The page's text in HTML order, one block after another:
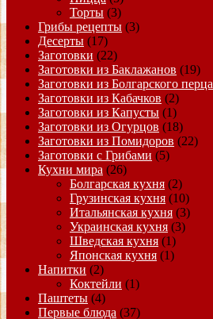
Торты (3)
Грибы рецепты (3)
Десерты (17)
Заготовки (22)
Заготовки из Баклажанов (19)
Заготовки из Болгарского перца
Заготовки из Кабачков (2)
Заготовки из Капусты (1)
Заготовки из Огурцов (18)
Заготовки из Помидоров (22)
Заготовки с Грибами (5)
Кухни мира (26)
Болгарская кухня (2)
Грузинская кухня (10)
Итальянская кухня (3)
Украинская кухня (3)
Шведская кухня (1)
Японская кухня (1)
Напитки (2)
Коктейли (1)
Паштеты (4)
Первые блюда (37)